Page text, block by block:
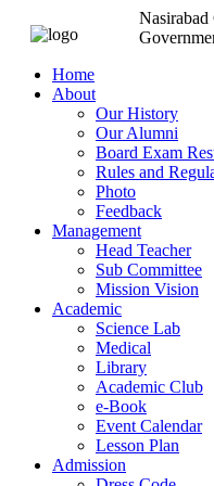
Home
About
Our History
Our Alumni
Board Exam
Rules and
Photo
Feedback
Management
Head Teacher
Sub Committee
Mission Vision
Academic
Science Lab
Medical
Library
Academic Club
e-Book
Event Calendar
Lesson Plan
Admission